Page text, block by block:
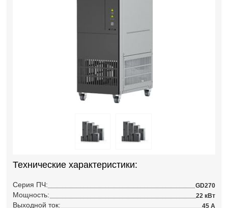
Технические характеристики:
Серия ПЧ: GD270
Мощность: 22 кВт
Выходной ток: 45 А